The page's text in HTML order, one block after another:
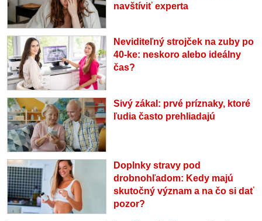
navštíviť experta
Neviditeľný strojček na zuby po
40-ke: neskoro alebo ideálny
čas?
Sivý zákal: prvé príznaky, ktoré
ľudia často prehliadajú
Doplnky stravy pod
drobnohľadom: Kedy majú
skutočný význam a na čo si dať
pozor?